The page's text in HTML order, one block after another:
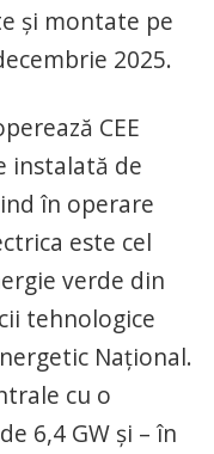
și montate pe
2025.
CEE
instalată de
în operare
este cel
verde din
tehnologice
Național.
cu o
6,4 GW și – în